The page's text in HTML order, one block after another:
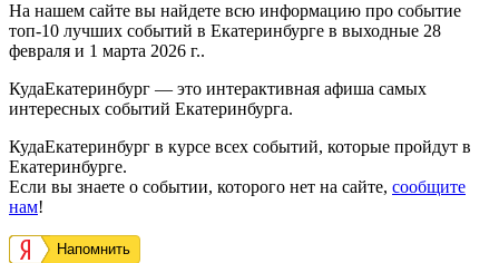
На нашем сайте вы найдете всю информацию про событие
топ-10 лучших событий в Екатеринбурге в выходные 28
февраля и 1 марта 2026 г..
КудаЕкатеринбург — это интерактивная афиша самых
интересных событий Екатеринбурга.
КудаЕкатеринбург в курсе всех событий, которые пройдут в
Екатеринбурге.
Если вы знаете о событии, которого нет на сайте, сообщите
нам!
Напомнить